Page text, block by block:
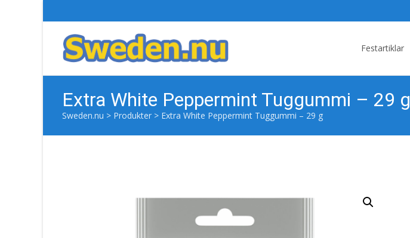
Festartiklar
Extra White Peppermint Tuggummi – 29 g
Sweden.nu > Produkter > Extra White Peppermint Tuggummi – 29 g